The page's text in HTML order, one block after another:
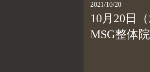
2021/10/20
10月20日
MSG整体